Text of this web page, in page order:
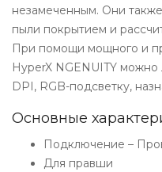
незамеченным. Они
пыли покрытием и
При помощи мощного и
HyperX NGENUITY можно
DPI, RGB-подсветку,
Основные
Подключение –
Для правши